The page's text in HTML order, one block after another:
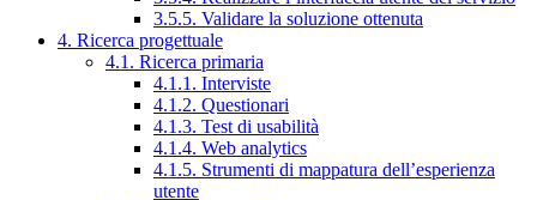
3.5.5. Validare la soluzione ottenuta
4. Ricerca progettuale
4.1. Ricerca primaria
4.1.1. Interviste
4.1.2. Questionari
4.1.3. Test di usabilità
4.1.4. Web analytics
4.1.5. Strumenti di mappatura dell’esperienza
utente